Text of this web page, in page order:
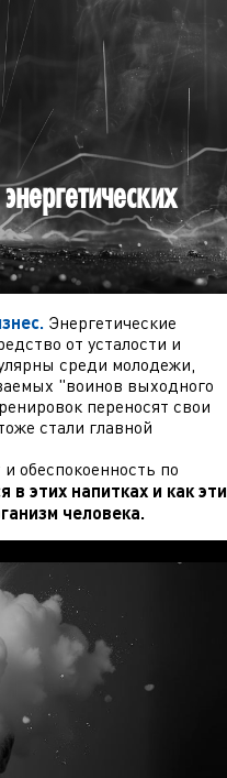
Энергетические
от усталости и
среди молодежи,
"воинов выходного
переносят свои
стали главной
обеспокоенность по
этих напитках и как эти
человека.